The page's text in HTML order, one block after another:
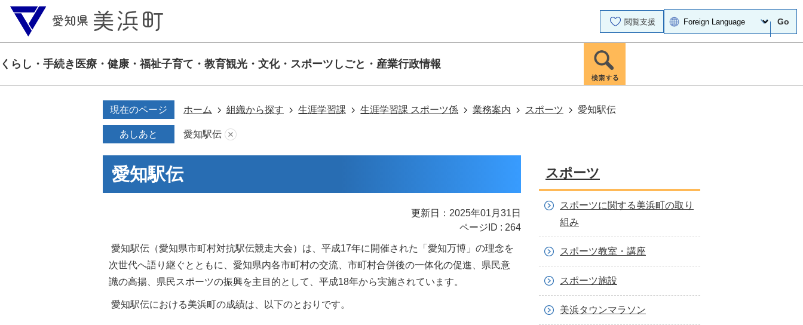
閲覧支援 Go
くらし・手続き 医療・健康・福祉子育て・教育観光・文化・スポーツ しごと・産業行政情報
現在のページ ホーム 組織から探す 生涯学習課 生涯学習課 スポーツ係 業務案内 スポーツ 愛知駅伝
あしあと 愛知駅伝
愛知駅伝
更新日：2025年01月31日
ページID : 264
愛知駅伝（愛知県市町村対抗駅伝競走大会）は、平成17年に開催された「愛知万博」の理念を
次世代へ語り継ぐとともに、愛知県内各市町村の交流、市町村合併後の一体化の促進、県民意
識の高揚、県民スポーツの振興を主目的として、平成18年から実施されています。
愛知駅伝における美浜町の成績は、以下のとおりです。
スポーツ
スポーツに関する美浜町の取り
組み
スポーツ教室・講座
スポーツ施設
美浜タウンマラソン